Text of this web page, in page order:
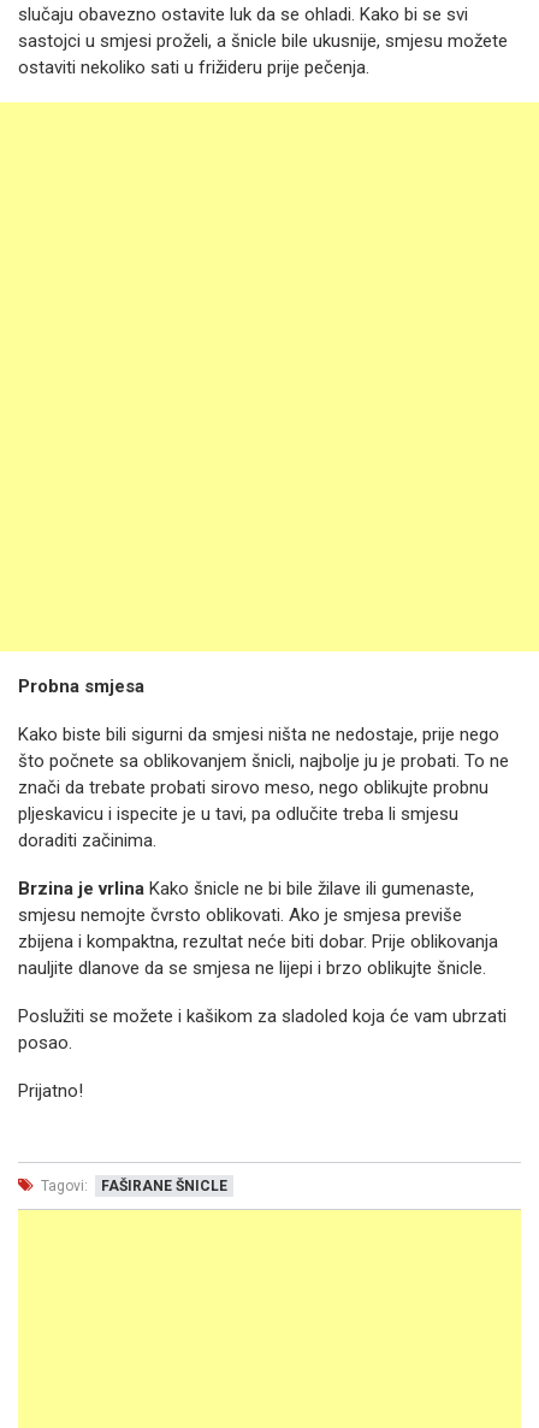
slučaju obavezno ostavite luk da se ohladi. Kako bi se svi
sastojci u smjesi proželi, a šnicle bile ukusnije, smjesu možete
ostaviti nekoliko sati u frižideru prije pečenja.
Probna smjesa
Kako biste bili sigurni da smjesi ništa ne nedostaje, prije nego
što počnete sa oblikovanjem šnicli, najbolje ju je probati. To ne
znači da trebate probati sirovo meso, nego oblikujte probnu
pljeskavicu i ispecite je u tavi, pa odlučite treba li smjesu
doraditi začinima.
Brzina je vrlina Kako šnicle ne bi bile žilave ili gumenaste,
smjesu nemojte čvrsto oblikovati. Ako je smjesa previše
zbijena i kompaktna, rezultat neće biti dobar. Prije oblikovanja
nauljite dlanove da se smjesa ne lijepi i brzo oblikujte šnicle.
Poslužiti se možete i kašikom za sladoled koja će vam ubrzati
posao.
Prijatno!
Tagovi: FAŠIRANE ŠNICLE